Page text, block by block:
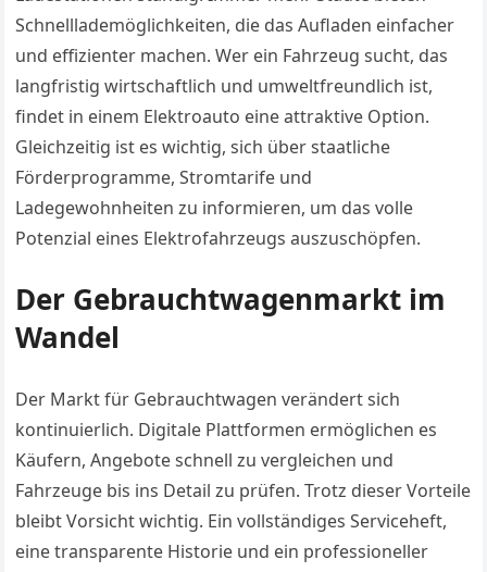
Schnelllademöglichkeiten, die das Aufladen einfacher
und effizienter machen. Wer ein Fahrzeug sucht, das
langfristig wirtschaftlich und umweltfreundlich ist,
findet in einem Elektroauto eine attraktive Option.
Gleichzeitig ist es wichtig, sich über staatliche
Förderprogramme, Stromtarife und
Ladegewohnheiten zu informieren, um das volle
Potenzial eines Elektrofahrzeugs auszuschöpfen.
Der Gebrauchtwagenmarkt im
Wandel
Der Markt für Gebrauchtwagen verändert sich
kontinuierlich. Digitale Plattformen ermöglichen es
Käufern, Angebote schnell zu vergleichen und
Fahrzeuge bis ins Detail zu prüfen. Trotz dieser Vorteile
bleibt Vorsicht wichtig. Ein vollständiges Serviceheft,
eine transparente Historie und ein professioneller